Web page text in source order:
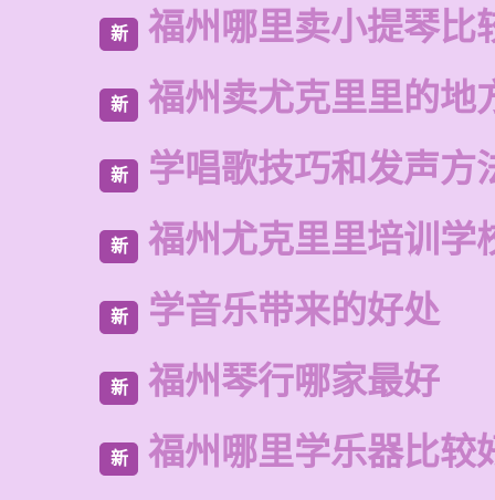
新 福州哪里卖小提琴比
新 福州卖尤克里里的地
新 学唱歌技巧和发声方
新 福州尤克里里培训学
新 学音乐带来的好处
新 福州琴行哪家最好
新 福州哪里学乐器比较